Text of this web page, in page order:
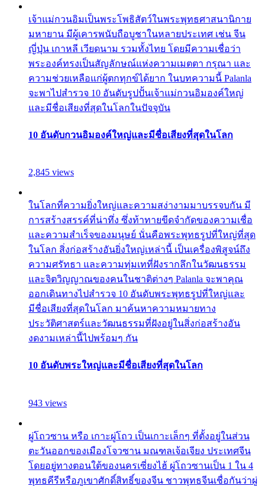
เจ้าแม่กวนอิมเป็นพระโพธิสัตว์ในพระพุทธศาสนานิกาย
มหายาน มีผู้เคารพนับถือบูชาในหลายประเทศ เช่น จีน
ญี่ปุ่น เกาหลี เวียดนาม รวมทั้งไทย โดยมีความเชื่อว่า
พระองค์ทรงเป็นสัญลักษณ์แห่งความเมตตา กรุณา และ
ความช่วยเหลือแก่ผู้ตกทุกข์ได้ยาก ในบทความนี้ Palanla
จะพาไปสำรวจ 10 อันดับรูปปั้นเจ้าแม่กวนอิมองค์ใหญ่
และมีชื่อเสียงที่สุดในโลกในปัจจุบัน
10 อันดับกวนอิมองค์ใหญ่และมีชื่อเสียงที่สุดในโลก
2,845 views
ในโลกที่ความยิ่งใหญ่และความสง่างามมาบรรจบกัน มี
การสร้างสรรค์ที่น่าทึ่ง ซึ่งท้าทายขีดจำกัดของความเชื่อ
และความสำเร็จของมนุษย์ นั่นคือพระพุทธรูปที่ใหญ่ที่สุด
ในโลก สิ่งก่อสร้างอันยิ่งใหญ่เหล่านี้ เป็นเครื่องพิสูจน์ถึง
ความศรัทธา และความทุ่มเทที่ฝังรากลึกในวัฒนธรรม
และจิตวิญญาณของคนในชาติต่างๆ Palanla จะพาคุณ
ออกเดินทางไปสำรวจ 10 อันดับพระพุทธรูปที่ใหญ่และ
มีชื่อเสียงที่สุดในโลก มาค้นหาความหมายทาง
ประวัติศาสตร์และวัฒนธรรมที่ฝังอยู่ในสิ่งก่อสร้างอัน
งดงามเหล่านี้ไปพร้อมๆ กัน
10 อันดับพระใหญ่และมีชื่อเสียงที่สุดในโลก
943 views
ผู่โถวซาน หรือ เกาะผู่โถว เป็นเกาะเล็กๆ ที่ตั้งอยู่ในส่วน
ตะวันออกของเมืองโจวซาน มณฑลเจ้อเจียง ประเทศจีน
โดยอยู่ทางตอนใต้ของนครเซี่ยงไฮ้ ผู่โถวซานเป็น 1 ใน 4
พุทธคีรีหรือภูเขาศักดิ์สิทธิ์ของจีน ชาวพุทธจีนเชื่อกันว่าผู่